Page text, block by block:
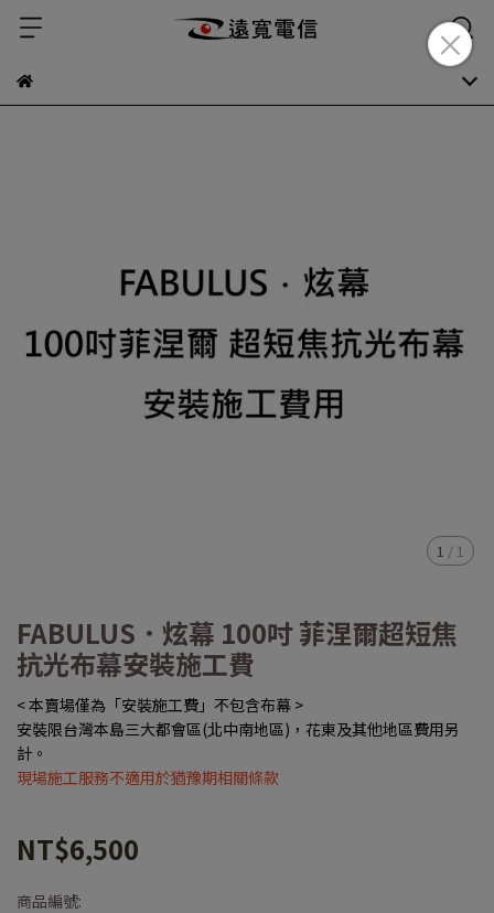
1 / 1
FABULUS．炫幕 100吋 菲涅爾超短焦
抗光布幕安裝施工費
< 本賣場僅為「安裝施工費」不包含布幕 >
安裝限台灣本島三大都會區(北中南地區)，花東及其他地區費用另
計。
現場施工服務不適用於猶豫期相關條款
NT$6,500
商品編號: